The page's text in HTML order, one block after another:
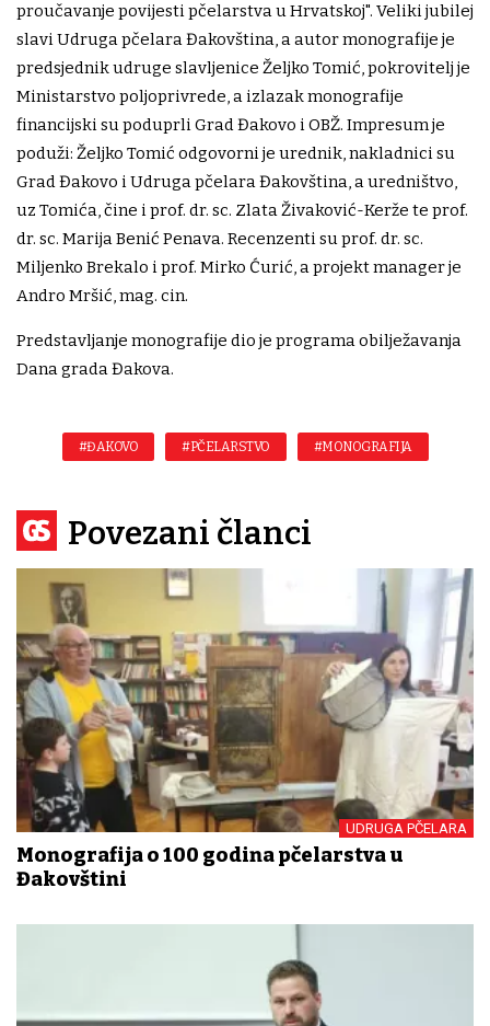
proučavanje povijesti pčelarstva u Hrvatskoj". Veliki jubilej
slavi Udruga pčelara Đakovština, a autor monografije je
predsjednik udruge slavljenice Željko Tomić, pokrovitelj je
Ministarstvo poljoprivrede, a izlazak monografije
financijski su poduprli Grad Đakovo i OBŽ. Impresum je
poduži: Željko Tomić odgovorni je urednik, nakladnici su
Grad Đakovo i Udruga pčelara Đakovština, a uredništvo,
uz Tomića, čine i prof. dr. sc. Zlata Živaković-Kerže te prof.
dr. sc. Marija Benić Penava. Recenzenti su prof. dr. sc.
Miljenko Brekalo i prof. Mirko Ćurić, a projekt manager je
Andro Mršić, mag. cin.
Predstavljanje monografije dio je programa obilježavanja
Dana grada Đakova.
#ĐAKOVO #PČELARSTVO #MONOGRAFIJA
Povezani članci
UDRUGA PČELARA
Monografija o 100 godina pčelarstva u
Đakovštini